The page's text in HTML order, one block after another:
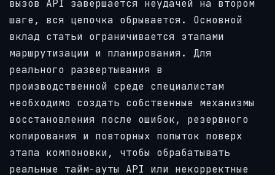
вызов API завершается неудачей на втором
шаге, вся цепочка обрывается. Основной
вклад статьи ограничивается этапами
маршрутизации и планирования. Для
реального развертывания в
производственной среде специалистам
необходимо создать собственные механизмы
восстановления после ошибок, резервного
копирования и повторных попыток поверх
этапа компоновки, чтобы обрабатывать
реальные тайм-ауты API или некорректные